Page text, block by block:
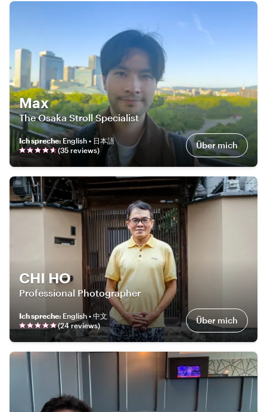
Max
The Osaka Stroll Specialist
Ich spreche: English • 日本語
(35 reviews) Über mich
CHI HO
Professional Photographer
Ich spreche: English • 中文
(24reviews) Über mich